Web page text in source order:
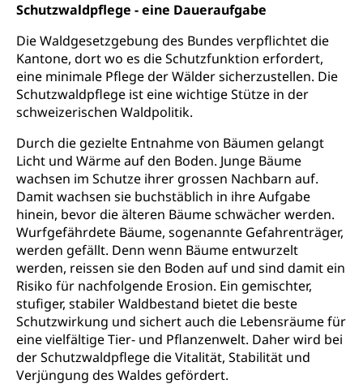
Schutzwaldpflege - eine Daueraufgabe
Die Waldgesetzgebung des Bundes verpflichtet die
Kantone, dort wo es die Schutzfunktion erfordert,
eine minimale Pflege der Wälder sicherzustellen. Die
Schutzwaldpflege ist eine wichtige Stütze in der
schweizerischen Waldpolitik.
Durch die gezielte Entnahme von Bäumen gelangt
Licht und Wärme auf den Boden. Junge Bäume
wachsen im Schutze ihrer grossen Nachbarn auf.
Damit wachsen sie buchstäblich in ihre Aufgabe
hinein, bevor die älteren Bäume schwächer werden.
Wurfgefährdete Bäume, sogenannte Gefahrenträger,
werden gefällt. Denn wenn Bäume entwurzelt
werden, reissen sie den Boden auf und sind damit ein
Risiko für nachfolgende Erosion. Ein gemischter,
stufiger, stabiler Waldbestand bietet die beste
Schutzwirkung und sichert auch die Lebensräume für
eine vielfältige Tier- und Pflanzenwelt. Daher wird bei
der Schutzwaldpflege die Vitalität, Stabilität und
Verjüngung des Waldes gefördert.
Verkehrsverbund Luzern VVL
Öffentlicher Verkehr Luzern Mobil
Schifffahrt
Schiffsverkehr, Binnenschifffahrt, Seeschifffahrt,
Flussschifffahrt
Schifffahrt (Strassenverkehrsamt)
Strasse
Autoverkehr, Lastwagenverkehr, Schwerverkehr,
leistungsabhängige Schwerverkehrsabgabe,
Langsamverkehr, Transportmittel, Auto, Motorrad,
Individualverkehr
zentras (Betrieb und Unterhalt LU, OW, NW,
ZG)
Strassenverkehrsamt
Verkehr und Infrastruktur vif
Kantonsstrassen
Persönliches
Zivilstand
Geburt, Heirat, Ehe, Partnerschaft, Tod,
Zivilstandsamt, Zivilstandsregiste
Zivilstandswesen
Adoption
Adoptivkind, Adoptiveltern, Adoptionsvermittlung,